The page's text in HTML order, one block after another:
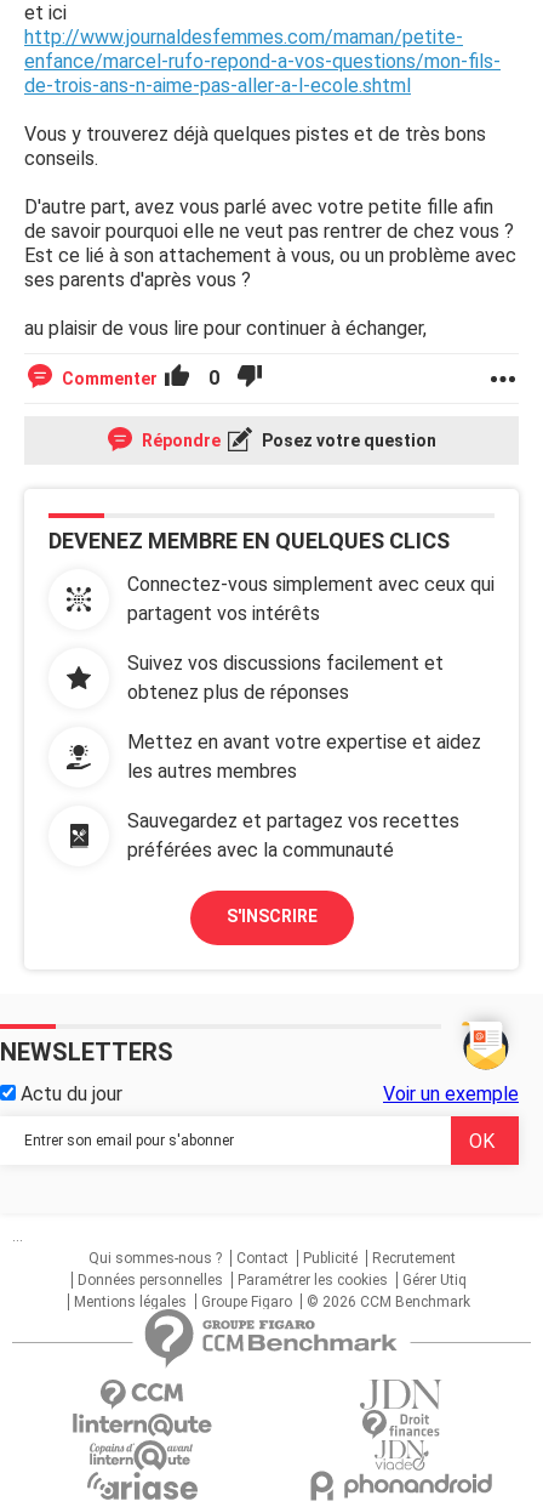
et ici
http://www.journaldesfemmes.com/maman/petite-
enfance/marcel-rufo-repond-a-vos-questions/mon-fils-
de-trois-ans-n-aime-pas-aller-a-l-ecole.shtml
Vous y trouverez déjà quelques pistes et de très bons
conseils.
D'autre part, avez vous parlé avec votre petite fille afin
de savoir pourquoi elle ne veut pas rentrer de chez vous ?
Est ce lié à son attachement à vous, ou un problème avec
ses parents d'après vous ?
au plaisir de vous lire pour continuer à échanger,
Commenter 0
Répondre Posez votre question
DEVENEZ MEMBRE EN QUELQUES CLICS
Connectez-vous simplement avec ceux qui
partagent vos intérêts
Suivez vos discussions facilement et
obtenez plus de réponses
Mettez en avant votre expertise et aidez
les autres membres
Sauvegardez et partagez vos recettes
préférées avec la communauté
S'INSCRIRE
NEWSLETTERS
Actu du jour Voir un exemple
...
Qui sommes-nous ?
Contact Publicité
Recrutement
Données personnelles
Paramétrer les cookies
Gérer Utiq
Mentions légales
Groupe Figaro © 2026 CCM Benchmark